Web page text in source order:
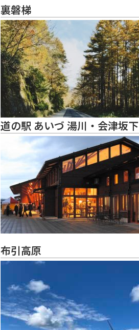
裏磐梯
道の駅 あいづ 湯川・会津坂下
布引高原